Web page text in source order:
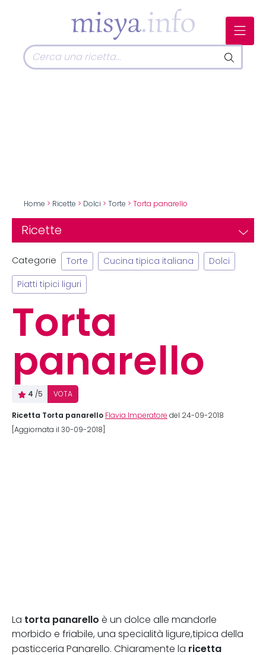
Home > Ricette > Dolci > Torte > Torta panarello
Ricette
Categorie Torte Cucina tipica italiana Dolci
Piatti tipici liguri
Torta
panarello
4 /5 VOTA
Ricetta Torta panarello Flavia Imperatore del 24-09-2018
[Aggiornata il 30-09-2018]
La torta panarello è un dolce alle mandorle
morbido e friabile, una specialità ligure,tipica della
pasticceria Panarello. Chiaramente la ricetta